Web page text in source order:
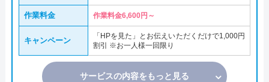
作業料金 作業料金6,600円～
キャンペーン
「HPを見た」とお伝えいただくだけで1,000円
割引 ※お一人様一回限り
サービスの内容をもっと見る